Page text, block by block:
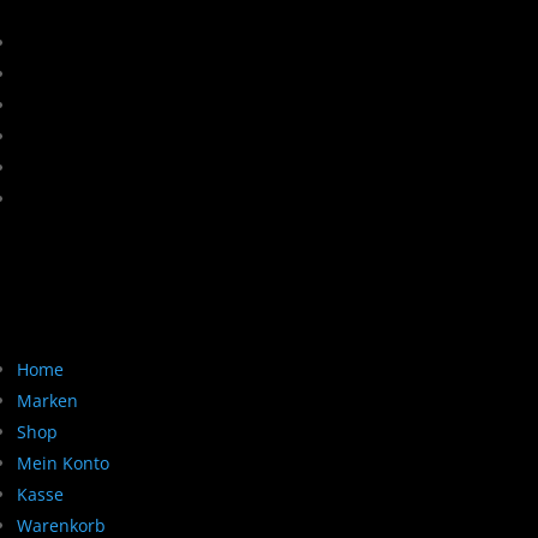
Home
Marken
Shop
Mein Konto
Kasse
Warenkorb